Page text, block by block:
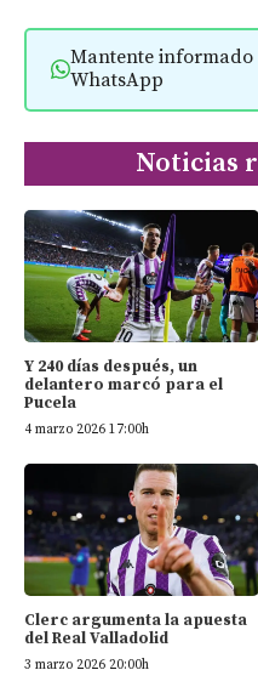
Mantente informado
WhatsApp
Noticias
Y 240 días después, un
delantero marcó para el
Pucela
4 marzo 2026 17:00h
Clerc argumenta la apuesta
del Real Valladolid
3 marzo 2026 20:00h